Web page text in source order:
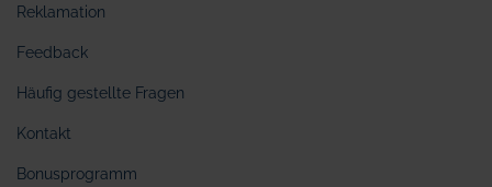
Reklamation
Feedback
Häufig gestellte Fragen
Kontakt
Bonusprogramm